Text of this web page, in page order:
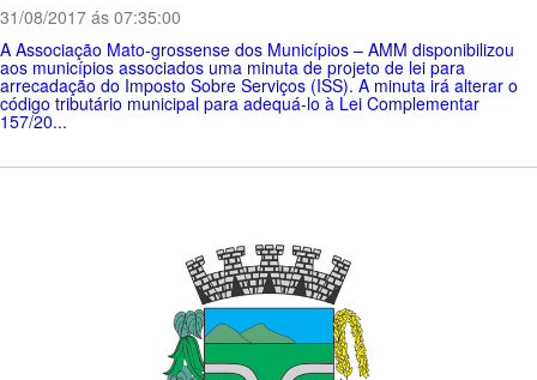
31/08/2017 ás 07:35:00
A Associação Mato-grossense dos Municípios – AMM disponibilizou
aos municípios associados uma minuta de projeto de lei para
arrecadação do Imposto Sobre Serviços (ISS). A minuta irá alterar o
código tributário municipal para adequá-lo à Lei Complementar
157/20...